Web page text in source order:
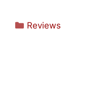
Categorieën
Reviews